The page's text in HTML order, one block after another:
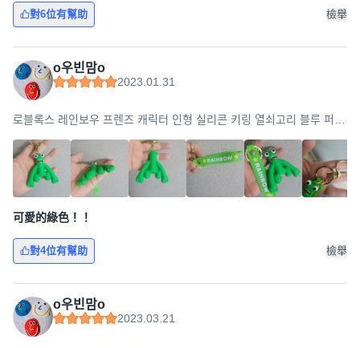
對6位有幫助 檢舉
o우빈맘o
2023.01.31
로블록스 레인보우 프렌즈 캐릭터 인형 실리콘 키링 열쇠고리 블루 퍼플
콘)
可愛的綠色！！
對4位有幫助 檢舉
o우빈맘o
2023.03.21